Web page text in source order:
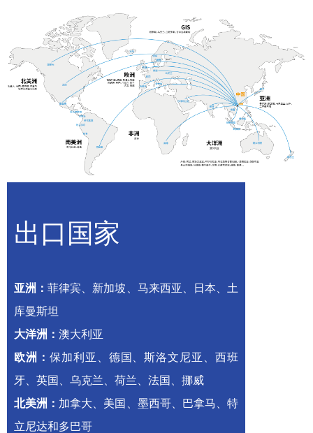
出口国家
亚洲：菲律宾、新加坡、马来西亚、日本、土
库曼斯坦
大洋洲： 澳大利亚
欧洲： 保加利亚、德国、斯洛文尼亚、西班
牙、英国、乌克兰、荷兰、法国、挪威
北美洲： 加拿大、美国、墨西哥、巴拿马、特
立尼达和多巴哥